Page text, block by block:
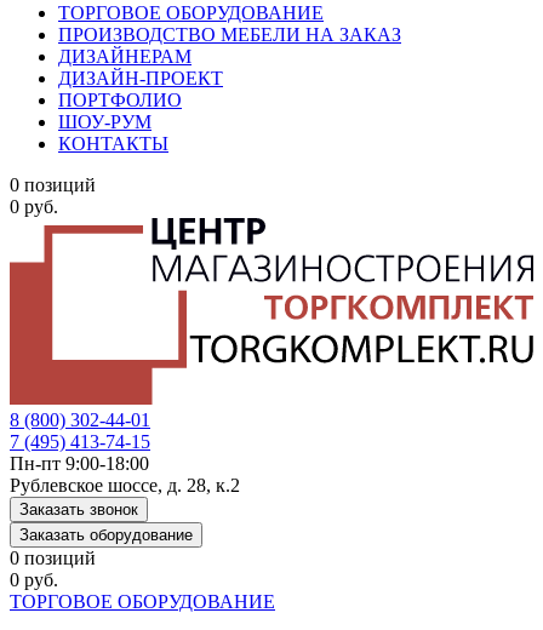
ТОРГОВОЕ ОБОРУДОВАНИЕ
ПРОИЗВОДСТВО МЕБЕЛИ НА ЗАКАЗ
ДИЗАЙНЕРАМ
ДИЗАЙН-ПРОЕКТ
ПОРТФОЛИО
ШОУ-РУМ
КОНТАКТЫ
0 позиций
0 руб.
8 (800) 302-44-01
7 (495) 413-74-15
Пн-пт 9:00-18:00
Рублевское шоссе, д. 28, к.2
Заказать звонок
Заказать оборудование
0 позиций
0 руб.
ТОРГОВОЕ ОБОРУДОВАНИЕ